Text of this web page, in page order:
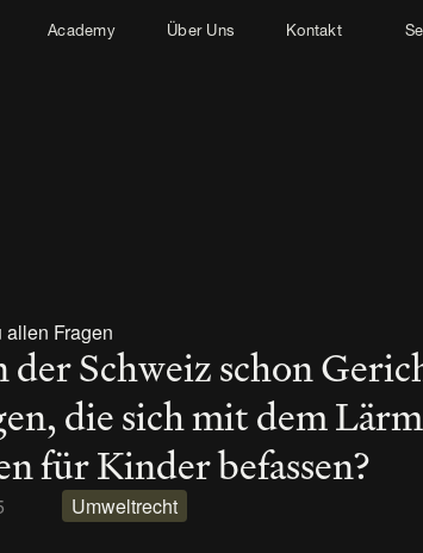
allen Fragen
der Schweiz schon
die sich mit dem
für Kinder befassen?
Umweltrecht
Über Uns
Academy Kontakt